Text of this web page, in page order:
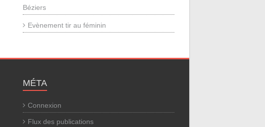
Béziers
Evènement tir au féminin
MÉTA
Connexion
Flux des publications